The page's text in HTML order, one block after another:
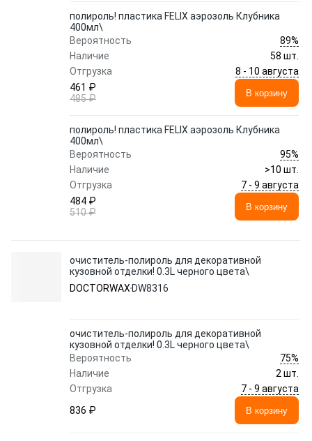
полироль! пластика FELIX аэрозоль Клубника
400мл\
Вероятность
89%
Наличие
58 шт.
Отгрузка
8 - 10 августа
461 ₽
485 ₽
В корзину
полироль! пластика FELIX аэрозоль Клубника
400мл\
Вероятность
95%
Наличие
>10 шт.
Отгрузка
7 - 9 августа
484 ₽
510 ₽
В корзину
очиститель-полироль для декоративной
кузовной отделки! 0.3L черного цвета\
DOCTORWAX DW8316
очиститель-полироль для декоративной
кузовной отделки! 0.3L черного цвета\
Вероятность
75%
Наличие
2 шт.
Отгрузка
7 - 9 августа
836 ₽
В корзину